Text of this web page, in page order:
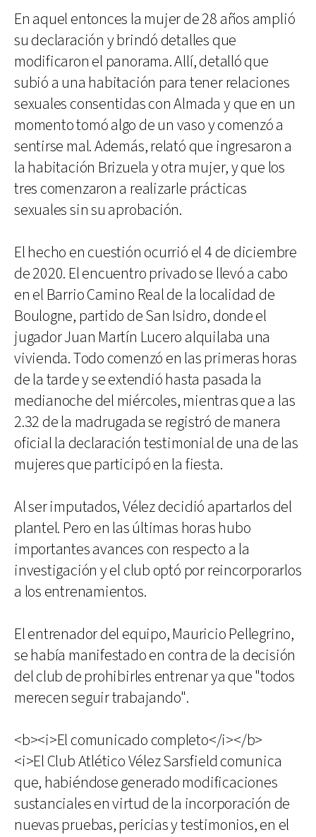
En aquel entonces la mujer de 28 años amplió
su declaración y brindó detalles que
modificaron el panorama. Allí, detalló que
subió a una habitación para tener relaciones
sexuales consentidas con Almada y que en un
momento tomó algo de un vaso y comenzó a
sentirse mal. Además, relató que ingresaron a
la habitación Brizuela y otra mujer, y que los
tres comenzaron a realizarle prácticas
sexuales sin su aprobación.
El hecho en cuestión ocurrió el 4 de diciembre
de 2020. El encuentro privado se llevó a cabo
en el Barrio Camino Real de la localidad de
Boulogne, partido de San Isidro, donde el
jugador Juan Martín Lucero alquilaba una
vivienda. Todo comenzó en las primeras horas
de la tarde y se extendió hasta pasada la
medianoche del miércoles, mientras que a las
2.32 de la madrugada se registró de manera
oficial la declaración testimonial de una de las
mujeres que participó en la fiesta.
Al ser imputados, Vélez decidió apartarlos del
plantel. Pero en las últimas horas hubo
importantes avances con respecto a la
investigación y el club optó por reincorporarlos
a los entrenamientos.
El entrenador del equipo, Mauricio Pellegrino,
se había manifestado en contra de la decisión
del club de prohibirles entrenar ya que "todos
merecen seguir trabajando".
<b><i>El comunicado completo</i></b>
<i>El Club Atlético Vélez Sarsfield comunica
que, habiéndose generado modificaciones
sustanciales en virtud de la incorporación de
nuevas pruebas, pericias y testimonios, en el